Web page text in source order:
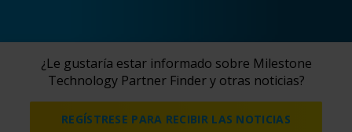
¿Le gustaría estar informado sobre Milestone
Technology Partner Finder y otras noticias?
REGÍSTRESE PARA RECIBIR LAS NOTICIAS